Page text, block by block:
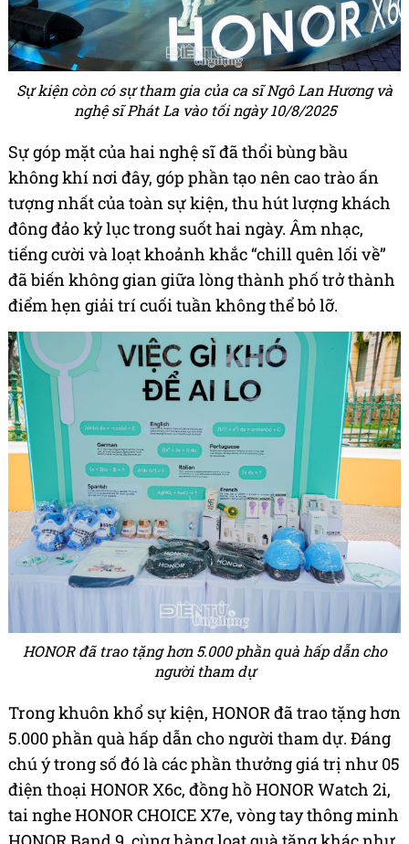
Sự kiện còn có sự tham gia của ca sĩ Ngô Lan Hương và
nghệ sĩ Phát La vào tối ngày 10/8/2025
Sự góp mặt của hai nghệ sĩ đã thổi bùng bầu
không khí nơi đây, góp phần tạo nên cao trào ấn
tượng nhất của toàn sự kiện, thu hút lượng khách
đông đảo kỷ lục trong suốt hai ngày. Âm nhạc,
tiếng cười và loạt khoảnh khắc “chill quên lối về”
đã biến không gian giữa lòng thành phố trở thành
điểm hẹn giải trí cuối tuần không thể bỏ lỡ.
HONOR đã trao tặng hơn 5.000 phần quà hấp dẫn cho
người tham dự
Trong khuôn khổ sự kiện, HONOR đã trao tặng hơn
5.000 phần quà hấp dẫn cho người tham dự. Đáng
chú ý trong số đó là các phần thưởng giá trị như 05
điện thoại HONOR X6c, đồng hồ HONOR Watch 2i,
tai nghe HONOR CHOICE X7e, vòng tay thông minh